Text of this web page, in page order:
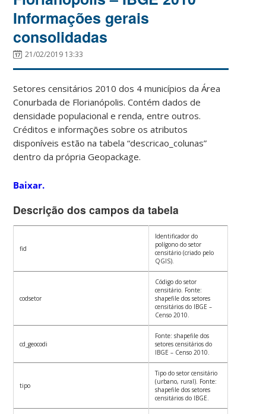
Informações gerais
consolidadas
21/02/2019 13:33
Setores censitários 2010 dos 4 municípios da Área
Conurbada de Florianópolis. Contém dados de
densidade populacional e renda, entre outros.
Créditos e informações sobre os atributos
disponíveis estão na tabela “descricao_colunas”
dentro da própria Geopackage.
Baixar.
Descrição dos campos da tabela
fid
Identificador do
polígono do setor
censitário (criado pelo
QGIS).
codsetor
Código do setor
censitário. Fonte:
shapefile dos setores
censitários do IBGE –
Censo 2010.
cd_geocodi
Fonte: shapefile dos
setores censitários do
IBGE – Censo 2010.
tipo
Tipo do setor censitário
(urbano, rural). Fonte:
shapefile dos setores
censitários do IBGE.